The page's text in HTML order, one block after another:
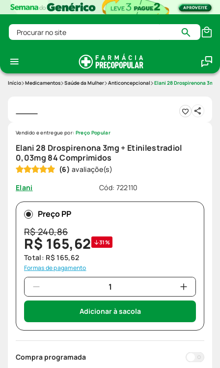
Procurar no site
Medicamentos Saúde da Mulher Anticoncepcional Elani 28 Drospirenona
Elani 28 Drospirenona 3mg + Etinilestradiol
0,03mg 84 Comprimidos
(6)
Elani
Cód: 722110
Vendido e entregue por: Preço Popular
Preço PP
R$240,86
R$ 165,62 31%
Total: R$ 165,62
Formas de pagamento
Adicionar à sacola
Compra programada